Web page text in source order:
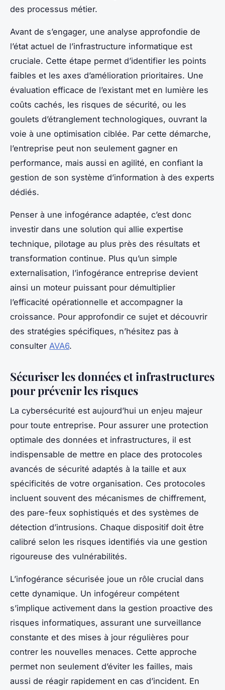
des processus métier.
Avant de s’engager, une analyse approfondie de
l’état actuel de l’infrastructure informatique est
cruciale. Cette étape permet d’identifier les points
faibles et les axes d’amélioration prioritaires. Une
évaluation efficace de l’existant met en lumière les
coûts cachés, les risques de sécurité, ou les
goulets d’étranglement technologiques, ouvrant la
voie à une optimisation ciblée. Par cette démarche,
l’entreprise peut non seulement gagner en
performance, mais aussi en agilité, en confiant la
gestion de son système d’information à des experts
dédiés.
Penser à une infogérance adaptée, c’est donc
investir dans une solution qui allie expertise
technique, pilotage au plus près des résultats et
transformation continue. Plus qu’un simple
externalisation, l’infogérance entreprise devient
ainsi un moteur puissant pour démultiplier
l’efficacité opérationnelle et accompagner la
croissance. Pour approfondir ce sujet et découvrir
des stratégies spécifiques, n’hésitez pas à
consulter AVA6.
Sécuriser les données et infrastructures
pour prévenir les risques
La cybersécurité est aujourd’hui un enjeu majeur
pour toute entreprise. Pour assurer une protection
optimale des données et infrastructures, il est
indispensable de mettre en place des protocoles
avancés de sécurité adaptés à la taille et aux
spécificités de votre organisation. Ces protocoles
incluent souvent des mécanismes de chiffrement,
des pare-feux sophistiqués et des systèmes de
détection d’intrusions. Chaque dispositif doit être
calibré selon les risques identifiés via une gestion
rigoureuse des vulnérabilités.
L’infogérance sécurisée joue un rôle crucial dans
cette dynamique. Un infogéreur compétent
s’implique activement dans la gestion proactive des
risques informatiques, assurant une surveillance
constante et des mises à jour régulières pour
contrer les nouvelles menaces. Cette approche
permet non seulement d’éviter les failles, mais
aussi de réagir rapidement en cas d’incident. En